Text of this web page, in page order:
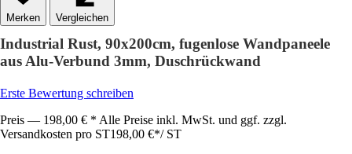
Vergleichen
Industrial Rust, 90x200cm, fugenlose Wandpaneele
aus Alu-Verbund 3mm, Duschrückwand
Erste Bewertung schreiben
Preis — 198,00 € * Alle Preise inkl. MwSt. und ggf. zzgl.
Versandkosten pro ST198,00 €*/ ST